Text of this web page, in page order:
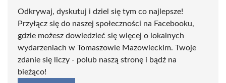
Odkrywaj, dyskutuj i dziel się tym co najlepsze!
Przyłącz się do naszej społeczności na Facebooku,
gdzie możesz dowiedzieć się więcej o lokalnych
wydarzeniach w Tomaszowie Mazowieckim. Twoje
zdanie się liczy - polub naszą stronę i bądź na
bieżąco!